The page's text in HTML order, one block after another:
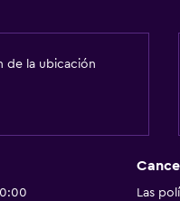
Baño
de la ubicación
Las